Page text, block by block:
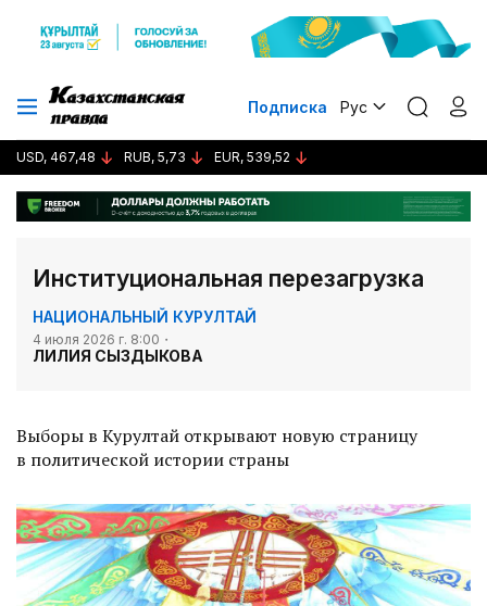
Подписка Рус
USD, 467,48 RUB, 5,73 EUR, 539,52
Институциональная перезагрузка
НАЦИОНАЛЬНЫЙ КУРУЛТАЙ
4 июля 2026 г. 8:00
ЛИЛИЯ СЫЗДЫКОВА
Выборы в Курултай открывают новую страницу
в политической истории страны